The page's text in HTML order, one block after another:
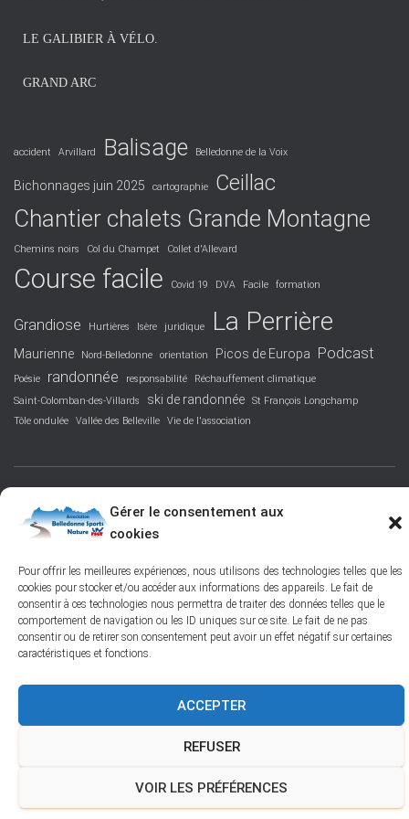
Gérer le consentement aux
cookies
Pour offrir les meilleures expériences, nous utilisons des technologies telles que les
cookies pour stocker et/ou accéder aux informations des appareils. Le fait de
consentir à ces technologies nous permettra de traiter des données telles que le
comportement de navigation ou les ID uniques sur ce site. Le fait de ne pas
consentir ou de retirer son consentement peut avoir un effet négatif sur certaines
caractéristiques et fonctions.
ACCEPTER
REFUSER
VOIR LES PRÉFÉRENCES
LE GALIBIER À VÉLO.
GRAND ARC
accident Arvillard Balisage Belledonne de la Voix
Bichonnages juin 2025 cartographie Ceillac
Chantier chalets Grande Montagne
Chemins noirs Col du Champet Collet d'Allevard
Course facile Covid 19 DVA Facile formation
Grandiose Hurtières Isère juridique La Perrière
Maurienne Nord-Belledonne orientation Picos de Europa Podcast
Poésie randonnée responsabilité
Réchauffement climatique
Saint-Colomban-des-Villards
ski de randonnée
St François Longchamp
Tôle ondulée
Vallée des Belleville Vie de l'association
FACEBOOK PROTECTION DES DONNÉES PERSONNELLES
Hestia | Développé parThemeIsle